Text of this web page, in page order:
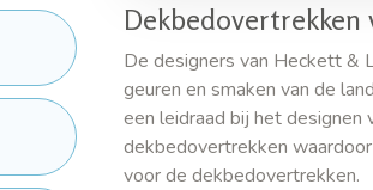
Dekbedovertrekken
De designers van Heckett &
geuren en smaken van de
een leidraad bij het
dekbedovertrekken
voor de dekbedovertrekken.